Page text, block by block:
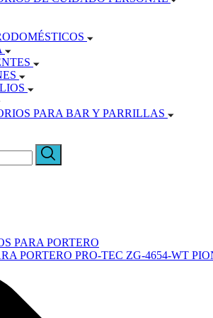
PARA BAR Y PARRILLAS
PARA PORTERO
PORTERO PRO-TEC ZG-4654-WT